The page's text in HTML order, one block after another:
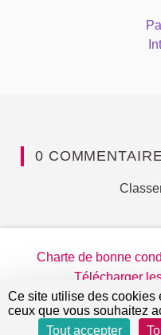
0
Charte de bonne
Télécharger
Ce site utilise des cookies
ceux que vous souhaitez
Tout accepter